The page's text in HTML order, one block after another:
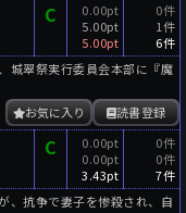
C
0.00pt
5.00pt
5.00pt
0件
1件
6件
城翠祭実行委員会本部に『魔
読書登録
お気に入り
C
0.00pt
0.00pt
3.43pt
0件
0件
7件
、抗争で妻子を惨殺され、自